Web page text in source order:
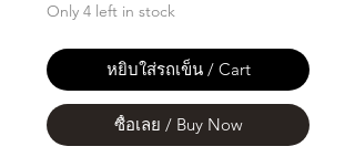
Only 4 left in stock
หยิบใส่รถเข็น / Cart
ซื้อเลย / Buy Now